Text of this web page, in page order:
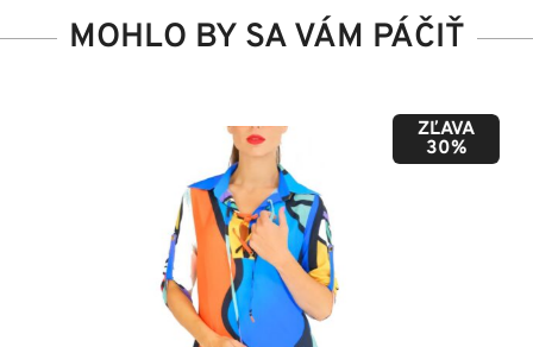
MOHLO BY SA VÁM PÁČIŤ
ZĽAVA
50%